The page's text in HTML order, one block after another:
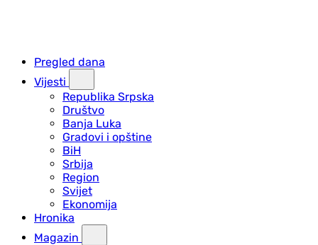
Pregled dana
Vijesti
Republika Srpska
Društvo
Banja Luka
Gradovi i opštine
BiH
Srbija
Region
Svijet
Ekonomija
Hronika
Magazin